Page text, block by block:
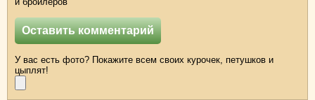
У вас есть фото? Покажите всем своих курочек, петушков и
цыплят!